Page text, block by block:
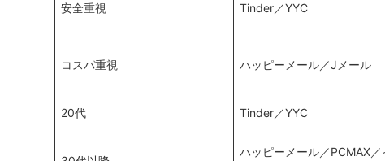
安全重視 Tinder／YYC
コスパ重視 ハッピーメール／Jメール
20代 Tinder／YYC
ハッピーメール／PCMAX／